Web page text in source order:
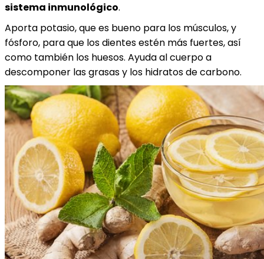
sistema inmunológico.
Aporta potasio, que es bueno para los músculos, y
fósforo, para que los dientes estén más fuertes, así
como también los huesos. Ayuda al cuerpo a
descomponer las grasas y los hidratos de carbono.